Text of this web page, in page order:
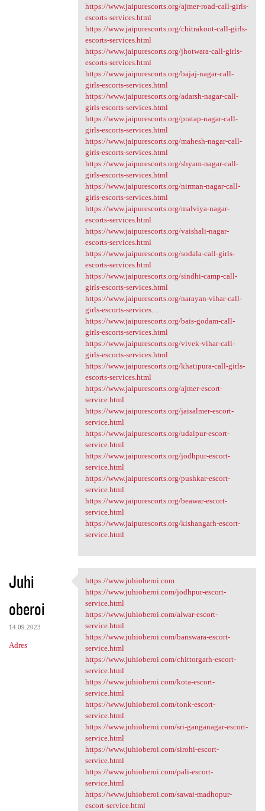
https://www.jaipurescorts.org/ajmer-road-call-girls-
escorts-services.html
https://www.jaipurescorts.org/chitrakoot-call-girls-
escorts-services.html
https://www.jaipurescorts.org/jhotwara-call-girls-
escorts-services.html
https://www.jaipurescorts.org/bajaj-nagar-call-
girls-escorts-services.html
https://www.jaipurescorts.org/adarsh-nagar-call-
girls-escorts-services.html
https://www.jaipurescorts.org/pratap-nagar-call-
girls-escorts-services.html
https://www.jaipurescorts.org/mahesh-nagar-call-
girls-escorts-services.html
https://www.jaipurescorts.org/shyam-nagar-call-
girls-escorts-services.html
https://www.jaipurescorts.org/nirman-nagar-call-
girls-escorts-services.html
https://www.jaipurescorts.org/malviya-nagar-
escorts-services.html
https://www.jaipurescorts.org/vaishali-nagar-
escorts-services.html
https://www.jaipurescorts.org/sodala-call-girls-
escorts-services.html
https://www.jaipurescorts.org/sindhi-camp-call-
girls-escorts-services.html
https://www.jaipurescorts.org/narayan-vihar-call-
girls-escorts-services....
https://www.jaipurescorts.org/bais-godam-call-
girls-escorts-services.html
https://www.jaipurescorts.org/vivek-vihar-call-
girls-escorts-services.html
https://www.jaipurescorts.org/khatipura-call-girls-
escorts-services.html
https://www.jaipurescorts.org/ajmer-escort-
service.html
https://www.jaipurescorts.org/jaisalmer-escort-
service.html
https://www.jaipurescorts.org/udaipur-escort-
service.html
https://www.jaipurescorts.org/jodhpur-escort-
service.html
https://www.jaipurescorts.org/pushkar-escort-
service.html
https://www.jaipurescorts.org/beawar-escort-
service.html
https://www.jaipurescorts.org/kishangarh-escort-
service.html
Juhi
oberoi
14.09.2023
Adres
https://www.juhioberoi.com
https://www.juhioberoi.com
https://www.juhioberoi.com/jodhpur-escort-
service.html
https://www.juhioberoi.com/alwar-escort-
service.html
https://www.juhioberoi.com/banswara-escort-
service.html
https://www.juhioberoi.com/chittorgarh-escort-
service.html
https://www.juhioberoi.com/kota-escort-
service.html
https://www.juhioberoi.com/tonk-escort-
service.html
https://www.juhioberoi.com/sri-ganganagar-escort-
service.html
https://www.juhioberoi.com/sirohi-escort-
service.html
https://www.juhioberoi.com/pali-escort-
service.html
https://www.juhioberoi.com/sawai-madhopur-
escort-service.html